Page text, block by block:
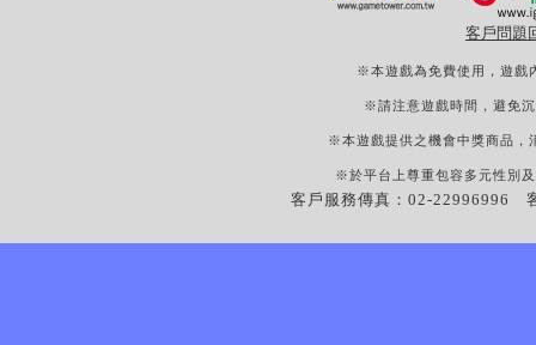
客戶問題
※本遊戲為免費使用，遊戲
※請注意遊戲時間，避免
※本遊戲提供之機會中獎商品，
※於平台上尊重包容多元性別
客戶服務傳真：02-22996996